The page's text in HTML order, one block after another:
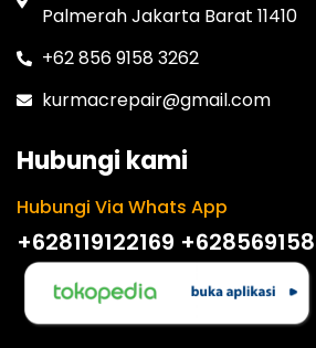
Palmerah Jakarta Barat 11410
+62 856 9158 3262
kurmacrepair@gmail.com
Hubungi kami
Hubungi Via Whats App
+628119122169